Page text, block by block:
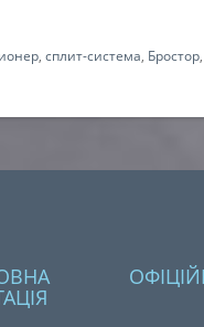
, сплит-система, Бростор,